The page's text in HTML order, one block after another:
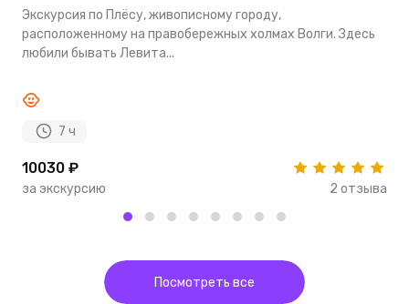
Экскурсия по Плёсу, живописному городу,
расположенному на правобережных холмах Волги. Здесь
любили бывать Левита...
7 ч
10030 ₽
за экскурсию 2 отзыва
Посмотреть все